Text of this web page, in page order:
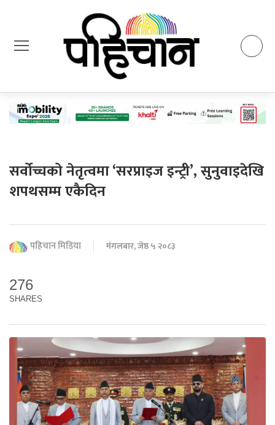
सर्वोच्चको नेतृत्वमा ‘सरप्राइज इन्ट्री’, सुनुवाइदेखि
शपथसम्म एकैदिन
पहिचान मिडिया मंगलबार, जेष्ठ ५ २०८३
276
SHARES